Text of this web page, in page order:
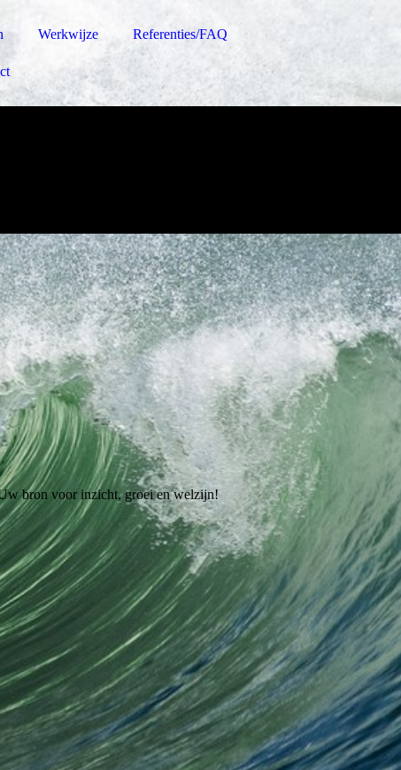
Werkwijze Referenties/FAQ
bron voor inzicht, groei en welzijn!